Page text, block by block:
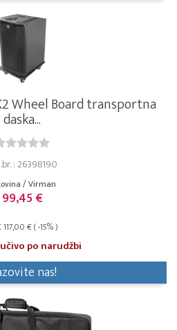
Wheel Board transportna
daska...
: 26398190
/ Virman
99,45 €
117,00 € ( -15% )
po narudžbi
nas!